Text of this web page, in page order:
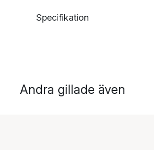
Specifikation
Andra gillade även